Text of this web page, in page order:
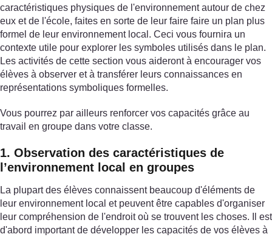
caractéristiques physiques de l'environnement autour de chez
eux et de l'école, faites en sorte de leur faire faire un plan plus
formel de leur environnement local. Ceci vous fournira un
contexte utile pour explorer les symboles utilisés dans le plan.
Les activités de cette section vous aideront à encourager vos
élèves à observer et à transférer leurs connaissances en
représentations symboliques formelles.
Vous pourrez par ailleurs renforcer vos capacités grâce au
travail en groupe dans votre classe.
1. Observation des caractéristiques de
l’environnement local en groupes
La plupart des élèves connaissent beaucoup d'éléments de
leur environnement local et peuvent être capables d'organiser
leur compréhension de l'endroit où se trouvent les choses. Il est
d'abord important de développer les capacités de vos élèves à